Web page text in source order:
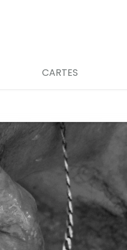
CARTES